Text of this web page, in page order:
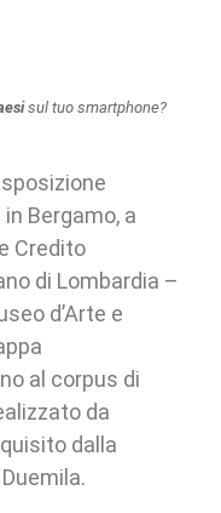
sul tuo smartphone?
Bergamo, a
Credito
di Lombardia –
d’Arte e
al corpus di
da
dalla